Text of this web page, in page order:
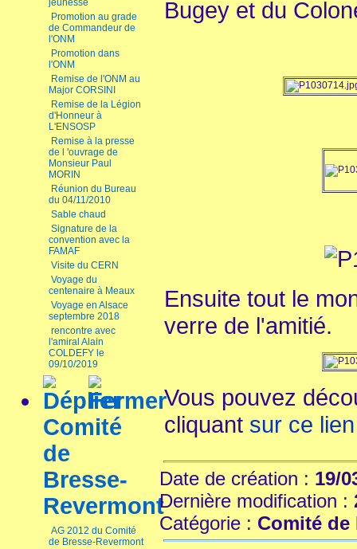
jeunesse
Promotion au grade
de Commandeur de
l'ONM
Promotion dans
l'ONM
Remise de l'ONM au
Major CORSINI
Remise de la Légion
d'Honneur à
L'ENSOSP
Remise à la presse
de l 'ouvrage de
Monsieur Paul
MORIN
Réunion du Bureau
du 04/11/2010
Sable chaud
Signature de la
convention avec la
FAMAF
Visite du CERN
Voyage du
centenaire à Meaux
Voyage en Alsace
septembre 2018
rencontre avec
l'amiral Alain
COLDEFY le
09/10/2019
Comité
de
Bresse-
Revermont
AG 2012 du Comité
de Bresse-Revermont
Bugey et du
Ensuite tout le
verre de l'amitié.
Vous pouvez
cliquant sur ce lien
Date de création : 19/
Dernière modification :
Catégorie : Comité de